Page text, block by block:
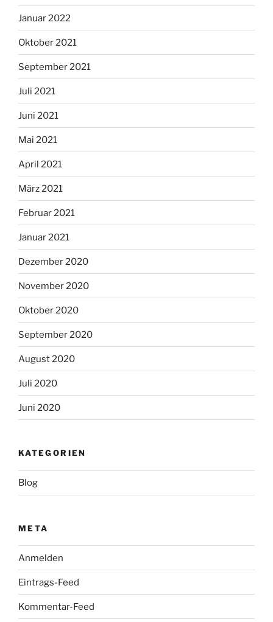
Januar 2022
Oktober 2021
September 2021
Juli 2021
Juni 2021
Mai 2021
April 2021
März 2021
Februar 2021
Januar 2021
Dezember 2020
November 2020
Oktober 2020
September 2020
August 2020
Juli 2020
Juni 2020
KATEGORIEN
Blog
META
Anmelden
Eintrags-Feed
Kommentar-Feed